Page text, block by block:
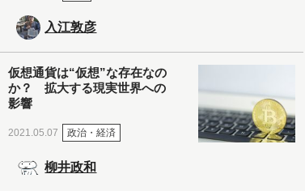
入江敦彦
仮想通貨は“仮想”な存在なの
か？ 拡大する現実世界への
影響
2021.05.07 政治・経済
柳井政和